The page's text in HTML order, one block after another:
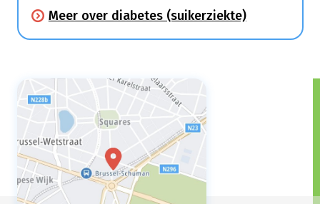
beschikbare insuline gaat je lichaam geen
of onvoldoende suiker opnemen uit je
bloed blijft.
Meer over diabetes (suikerziekte)